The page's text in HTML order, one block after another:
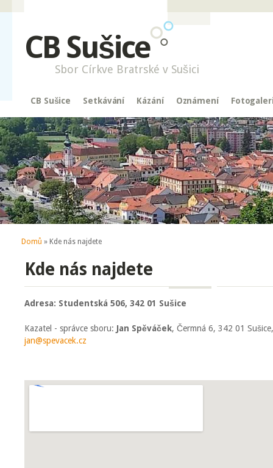
CB Sušice
Sbor Církve Bratrské v Sušici
CB Sušice Setkávání Kázání Oznámení
Jste zde
Domů » Kde nás najdete
Kde nás najdete
Adresa: Studentská 506, 342 01 Sušice
Kazatel - správce sboru: Jan Spěváček, Čermná 6, 342 01
jan@spevacek.cz